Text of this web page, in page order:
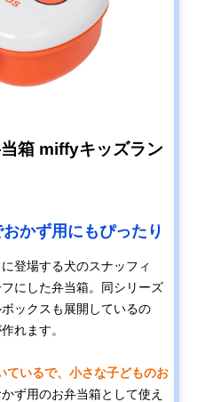
箱 miffyキッズラン
かず用にもぴったり
登場する犬のスナッフィ
にした弁当箱。同シリーズ
ックスも展開しているの
れます。
ているで、小さな子どものお
ず用のお弁当箱として使え